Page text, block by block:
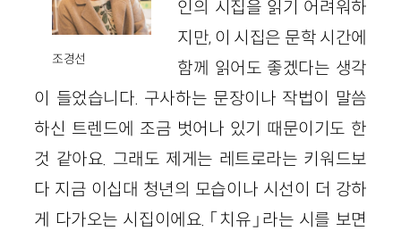
조경선
인의 시집을 읽기 어려워하
지만, 이 시집은 문학 시간에
함께 읽어도 좋겠다는 생각
이 들었습니다. 구사하는 문장이나 작법이 말씀
하신 트렌드에 조금 벗어나 있기 때문이기도 한
것 같아요. 그래도 제게는 레트로라는 키워드보
다 지금 이십대 청년의 모습이나 시선이 더 강하
게 다가오는 시집이에요. 「치유」라는 시를 보면